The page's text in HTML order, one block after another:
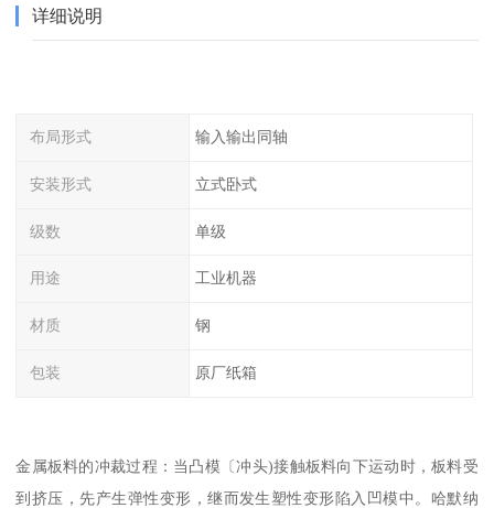
详细说明
布局形式 输入输出同轴
安装形式 立式卧式
级数 单级
用途 工业机器
材质 钢
包装 原厂纸箱
金属板料的冲裁过程：当凸模〔冲头)接触板料向下运动时，板料受
到挤压，先产生弹性变形，继而发生塑性变形陷入凹模中。哈默纳